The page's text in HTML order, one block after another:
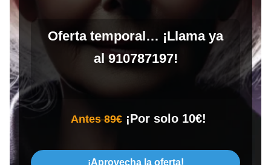
Oferta temporal… ¡Llama ya
al 910787197!
Antes 89€ ¡Por solo 10€!
¡Aprovecha la oferta!